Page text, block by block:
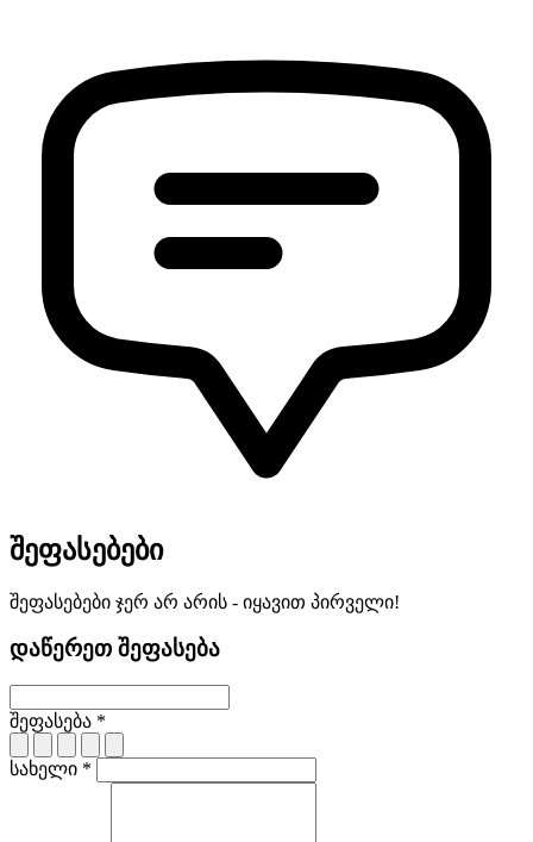
შეფასებები
შეფასებები ჯერ არ არის - იყავით პირველი!
დაწერეთ შეფასება
შეფასება *
სახელი *